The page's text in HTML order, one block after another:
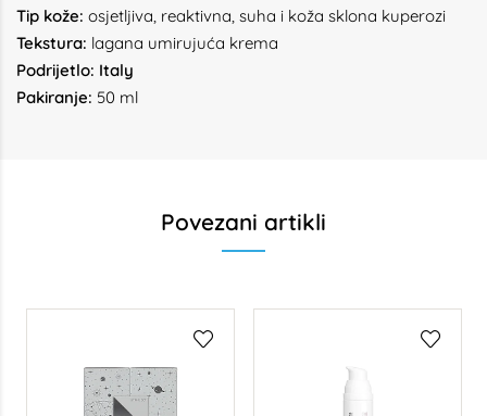
Tip kože: osjetljiva, reaktivna, suha i koža sklona kuperozi
Tekstura: lagana umirujuća krema
Podrijetlo: Italy
Pakiranje: 50 ml
Povezani artikli